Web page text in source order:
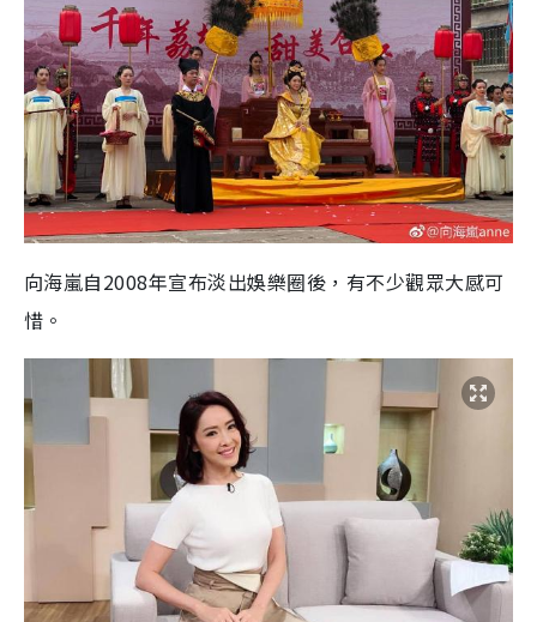
向海嵐自2008年宣布淡出娛樂圈後，有不少觀眾大感可
惜。